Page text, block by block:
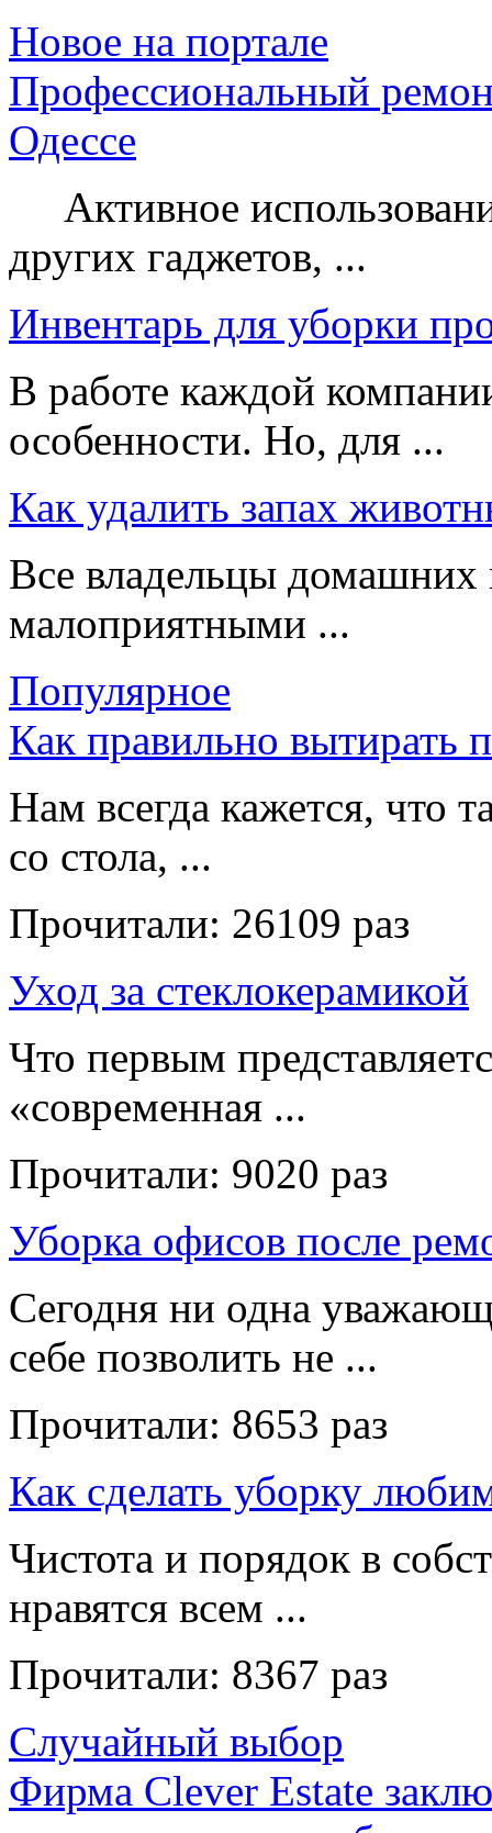
Новое на портале
Профессиональный
Одессе
Активное
других гаджетов, ...
Инвентарь для уборки
В работе каждой
особенности. Но, для ...
Как удалить запах
Все владельцы домашних
малоприятными ...
Популярное
Как правильно вытирать
Нам всегда кажется, что
со стола, ...
Прочитали: 26109 раз
Уход за стеклокерамикой
Что первым
«современная ...
Прочитали: 9020 раз
Уборка офисов после
Сегодня ни одна
себе позволить не ...
Прочитали: 8653 раз
Как сделать уборку
Чистота и порядок в
нравятся всем ...
Прочитали: 8367 раз
Случайный выбор
Фирма Clever Estate